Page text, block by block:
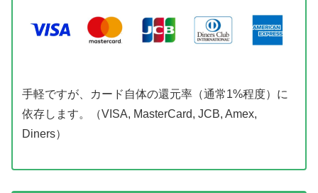
手軽ですが、カード自体の還元率（通常1%程度）に
依存します。（VISA, MasterCard, JCB, Amex,
Diners）